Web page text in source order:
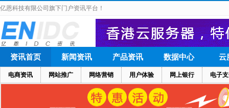
亿恩科技有限公司旗下门户资讯平台！
资讯首页
电商资讯 网站推广 网络营销 用户体验 网上银行 电子
新闻资讯 产品资讯 数据中心 云